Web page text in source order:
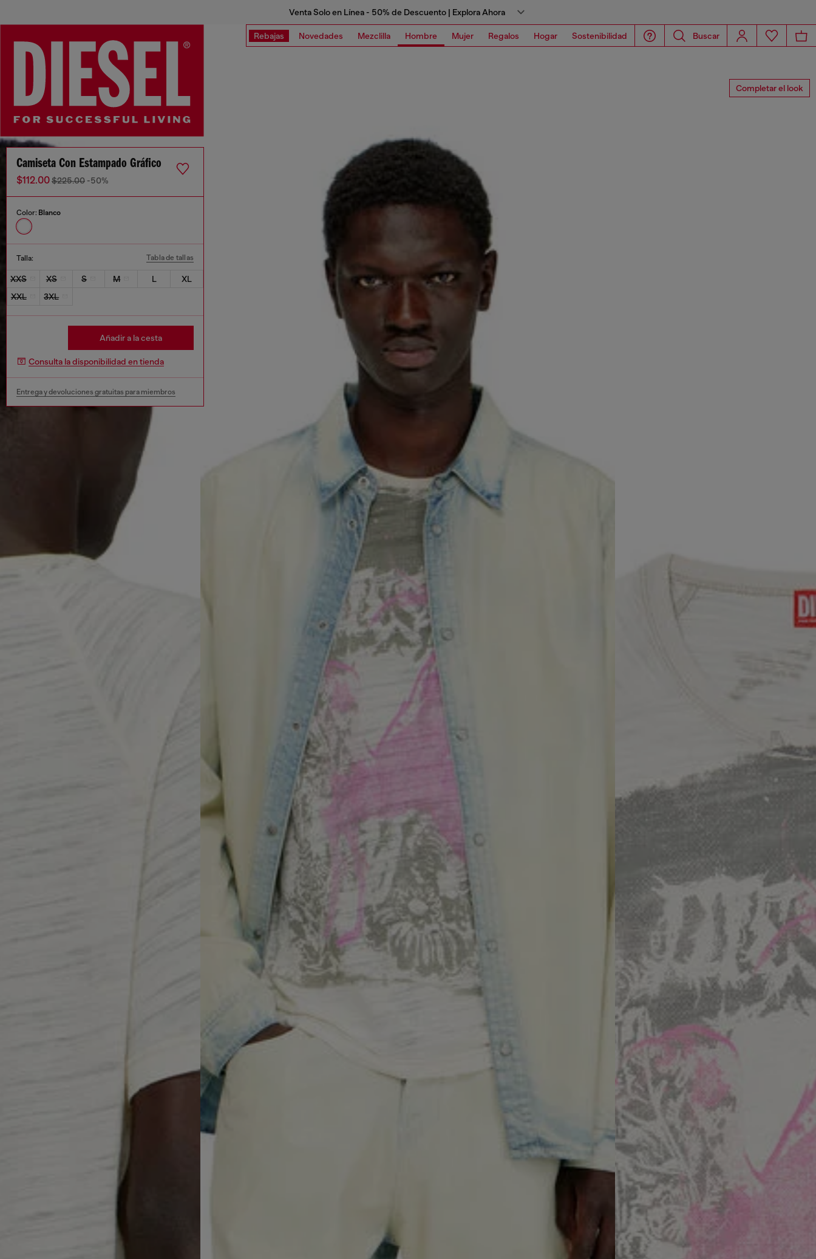
Venta Solo en Línea - 50% de Descuento | Explora Ahora
Rebajas Novedades Mezclilla Hombre Mujer Regalos Hogar Sostenibilidad Buscar
Completar el look
Camiseta Con Estampado Gráfico
$112.00$225.00 -50%
Color: Blanco
Talla: Tabla de tallas
XXS XS S M L
XL
XXL
3XL
Añadir a la cesta
Consulta la disponibilidad en tienda
Entrega y devoluciones gratuitas para miembros